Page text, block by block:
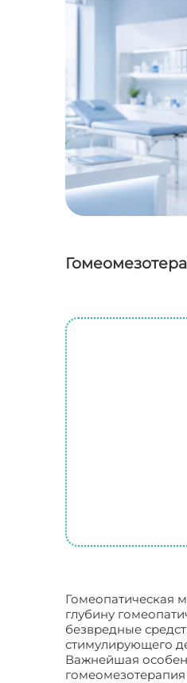
Гомеопатическая
глубину
безвредные
стимулирующего
Важнейшая